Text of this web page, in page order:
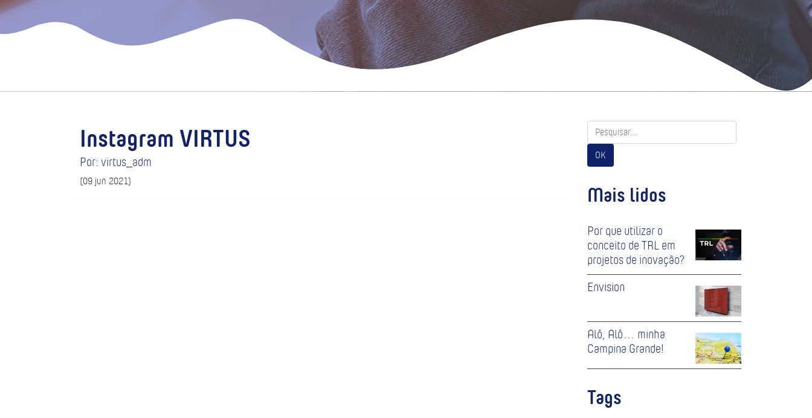
Instagram VIRTUS
Por: virtus_adm
(09 jun 2021)
OK
Mais lidos
Por que utilizar o
conceito de TRL em
projetos de inovação?
Envision
Alô, Alô… minha
Campina Grande!
Tags